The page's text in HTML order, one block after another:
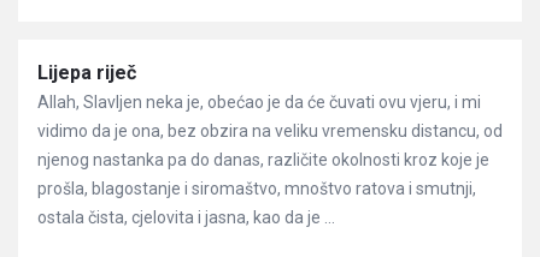
Članci
Lijepa riječ
Allah, Slavljen neka je, obećao je da će čuvati ovu vjeru, i mi
vidimo da je ona, bez obzira na veliku vremensku distancu, od
njenog nastanka pa do danas, različite okolnosti kroz koje je
prošla, blagostanje i siromaštvo, mnoštvo ratova i smutnji,
ostala čista, cjelovita i jasna, kao da je ...